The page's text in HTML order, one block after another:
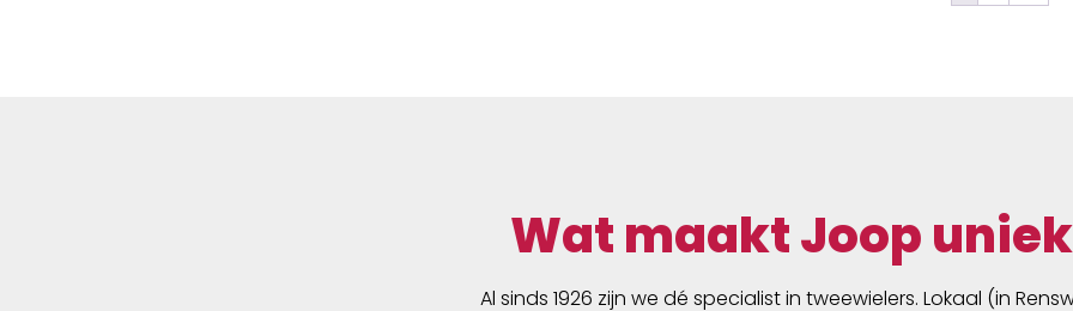
Wat maakt Joop
Al sinds 1926 zijn we dé specialist in tweewielers. Lokaal (in